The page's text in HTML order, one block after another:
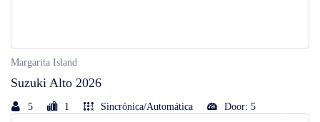
Margarita Island
Suzuki Alto 2026
5 1 Sincrónica/Automática Door: 5